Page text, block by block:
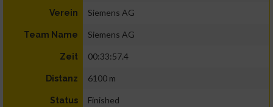
Verein Siemens AG
Team Name Siemens AG
Zeit 00:33:57.4
Distanz 6100 m
Status Finished